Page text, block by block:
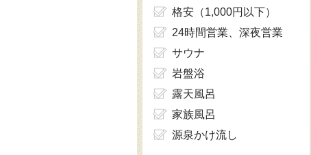
格安（1,000円以下）
24時間営業、深夜営業
サウナ
岩盤浴
露天風呂
家族風呂
源泉かけ流し